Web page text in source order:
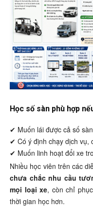
Học số sàn phù hợp
✔ Muốn lái được cả số
✔ Có ý định chạy dịch vụ,
✔ Muốn linh hoạt đổi xe
Nhiều học viên trên các
chưa chắc nhu cầu
mọi loại xe, còn chỉ
thời gian học hơn.